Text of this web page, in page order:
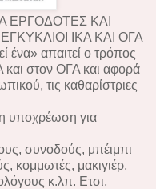
ΕΡΓΟΔΟΤΕΣ ΚΑΙ
ΙΚΑ ΚΑΙ ΟΓΑ
ένα» απαιτεί ο τρόπος
στον ΟΓΑ και αφορά
τις καθαρίστριες
υποχρέωση για
συνοδούς, μπέιμπι
κομμωτές, μακιγιέρ,
κ.λπ. Ετσι,